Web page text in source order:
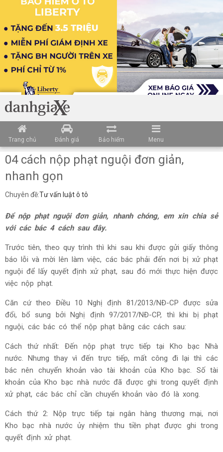
Trang chủ Đánh giá Bảo hiểm Menu
04 cách nộp phạt nguội đơn giản,
nhanh gọn
Chuyên đề:Tư vấn luật ô tô
Để nộp phạt nguội đơn giản, nhanh chóng, em xin chia sẻ
với các bác 4 cách sau đây.
Trước tiên, theo quy trình thì khi sau khi được gửi giấy thông
báo lỗi và mời lên làm việc, các bác phải đến nơi bị xử phạt
nguội để lấy quyết định xử phạt, sau đó mới thực hiện được
việc nộp phạt.
Căn cứ theo Điều 10 Nghị định 81/2013/NĐ-CP được sửa
đổi, bổ sung bởi Nghị định 97/2017/NĐ-CP, thì khi bị phạt
nguội, các bác có thể nộp phạt bằng các cách sau:
Cách thứ nhất: Đến nộp phạt trực tiếp tại Kho bạc Nhà
nước. Nhưng thay vì đến trực tiếp, mất công đi lại thì các
bác nên chuyển khoản vào tài khoản của Kho bạc. Số tài
khoản của Kho bạc nhà nước đã được ghi trong quyết định
xử phạt, các bác chỉ cần chuyển khoản vào đó là xong.
Cách thứ 2: Nộp trực tiếp tại ngân hàng thương mại, nơi
Kho bạc nhà nước ủy nhiệm thu tiền phạt được ghi trong
quyết định xử phạt.